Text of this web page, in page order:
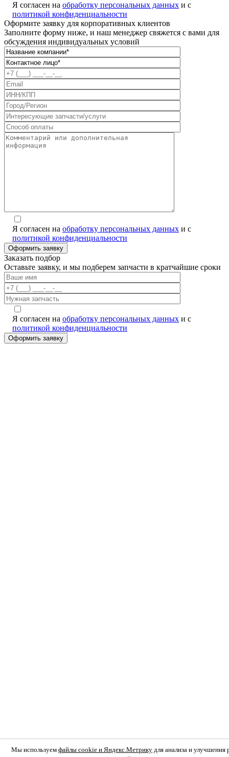
Я согласен на обработку персональных данных и с
политикой конфиденциальности
Оформите заявку для корпоративных клиентов
Заполните форму ниже, и наш менеджер свяжется с вами для
обсуждения индивидуальных условий
Я согласен на обработку персональных данных и с
политикой конфиденциальности
Заказать подбор
Оставьте заявку, и мы подберем запчасти в кратчайшие сроки
Я согласен на обработку персональных данных и с
политикой конфиденциальности
Мы используем файлы cookie и Яндекс.Метрику для анализа и улучшения